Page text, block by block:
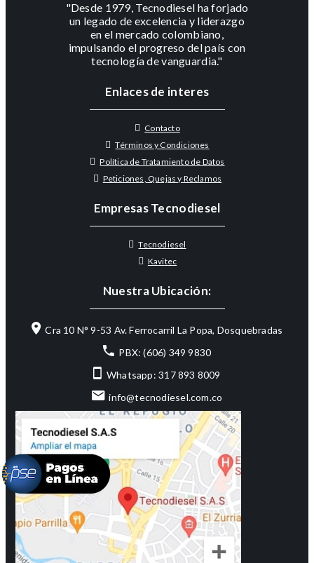
"Desde 1979, Tecnodiesel ha forjado
un legado de excelencia y liderazgo
en el mercado colombiano,
impulsando el progreso del país con
tecnología de vanguardia."
Enlaces de interes
Contacto
Términos y Condiciones
Política de Tratamiento de Datos
Peticiones, Quejas y Reclamos
Empresas Tecnodiesel
Tecnodiesel
Kavitec
Nuestra Ubicación:
Cra 10 N° 9-53 Av. Ferrocarril La Popa, Dosquebradas
PBX: (606) 349 9830
Whatsapp: 317 893 8009
info@tecnodiesel.com.co